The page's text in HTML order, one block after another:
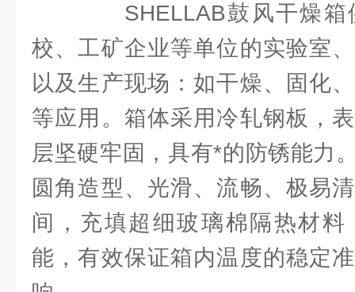
SHELLAB鼓风干燥箱
校、工矿企业等单位的实验室
以及生产现场：如干燥、固化
等应用。箱体采用冷轧钢板，
层坚硬牢固，具有*的防锈能力
圆角造型、光滑、流畅、极易
间，充填超细玻璃棉隔热材
能，有效保证箱内温度的稳定